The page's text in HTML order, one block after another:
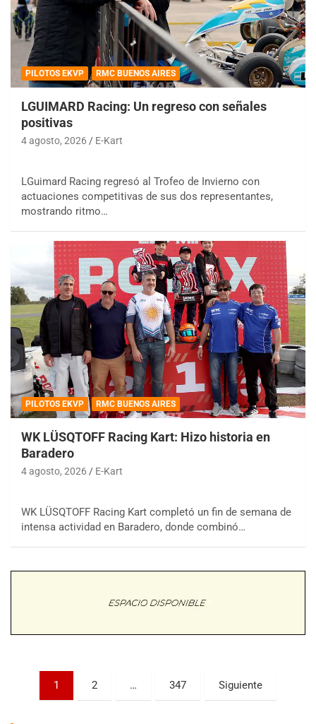
PILOTOS EKVP RMC BUENOS AIRES
LGUIMARD Racing: Un regreso con señales
positivas
4 agosto, 2026 E-Kart
LGuimard Racing regresó al Trofeo de Invierno con
actuaciones competitivas de sus dos representantes,
mostrando ritmo…
PILOTOS EKVP RMC BUENOS AIRES
WK LÜSQTOFF Racing Kart: Hizo historia en
Baradero
4 agosto, 2026 E-Kart
WK LÜSQTOFF Racing Kart completó un fin de semana de
intensa actividad en Baradero, donde combinó…
Paginación
1 2 … 347 Siguiente
COBERTURA ESPECIAL DE E-KART.COM.AR
08/09-AGO
Trenque Lauquen (Buenos Aires)
Parque de la Velocidad (Asfalto)
Villaguay (Entre Ríos)